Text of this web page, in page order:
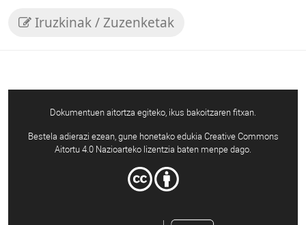
Iruzkinak / Zuzenketak
Dokumentuen aitortza egiteko, ikus bakoitzaren fitxan.
Bestela adierazi ezean, gune honetako edukia Creative Commons
Aitortu 4.0 Nazioarteko lizentzia baten menpe dago.